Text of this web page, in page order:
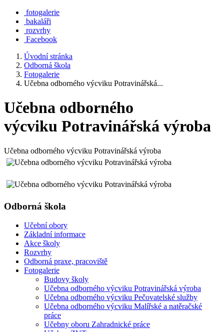
fotogalerie
bakaláři
rozvrhy
Facebook
Úvodní stránka
Odborná škola
Fotogalerie
Učebna odborného výcviku Potravinářská...
Učebna odborného
výcviku Potravinářská výroba
Učebna odborného výcviku Potravinářská výroba
Odborná škola
Učební obory
Základní informace
Akce školy
Rozvrhy
Odborná praxe, pracoviště
Fotogalerie
Budovy školy
Učebna odborného výcviku Potravinářská výroba
Učebna odborného výcviku Pečovatelské služby
Učebna odborného výcviku Malířské a natěračské
práce
Učebny oboru Zahradnické práce